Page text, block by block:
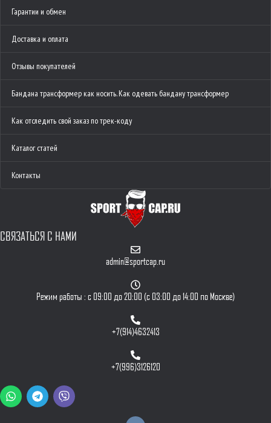
Гарантии и обмен
Доставка и оплата
Отзывы покупателей
Бандана трансформер как носить. Как одевать бандану трансформер
Как отследить свой заказ по трек-коду
Каталог статей
Контакты
СВЯЗАТЬСЯ С НАМИ
admin@sportcap.ru
Режим работы : с 09:00 до 20:00 (с 03:00 до 14:00 по Москве)
+7(914)4632413
+7(996)3126120